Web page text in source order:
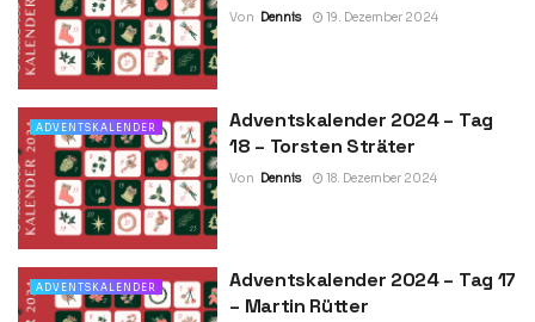
Von Dennis 19. Dezember 2024
ADVENTSKALENDER
Adventskalender 2024 – Tag
18 – Torsten Sträter
Von Dennis 18. Dezember 2024
ADVENTSKALENDER
Adventskalender 2024 – Tag 17
– Martin Rütter